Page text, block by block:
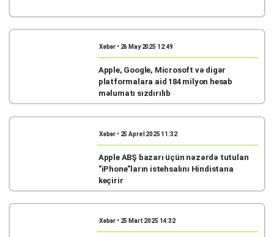
Xəbər • 26 May 2025 12:49
Apple, Google, Microsoft və digər
platformalara aid 184 milyon hesab
məlumatı sızdırılıb
Xəbər • 25 Aprel 2025 11:32
Apple ABŞ bazarı üçün nəzərdə tutulan
"iPhone"ların istehsalını Hindistana
keçirir
Xəbər • 25 Mart 2025 14:32